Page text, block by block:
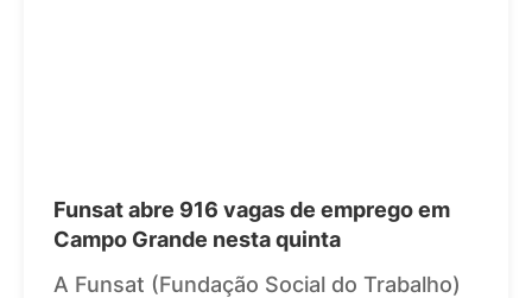
Funsat abre 916 vagas de emprego em
Campo Grande nesta quinta
A Funsat (Fundação Social do Trabalho)